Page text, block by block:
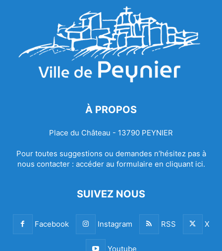
À PROPOS
Place du Château - 13790 PEYNIER
Pour toutes suggestions ou demandes n’hésitez pas à
nous contacter : accéder au formulaire en cliquant ici.
SUIVEZ NOUS
Facebook Instagram RSS X
Youtube